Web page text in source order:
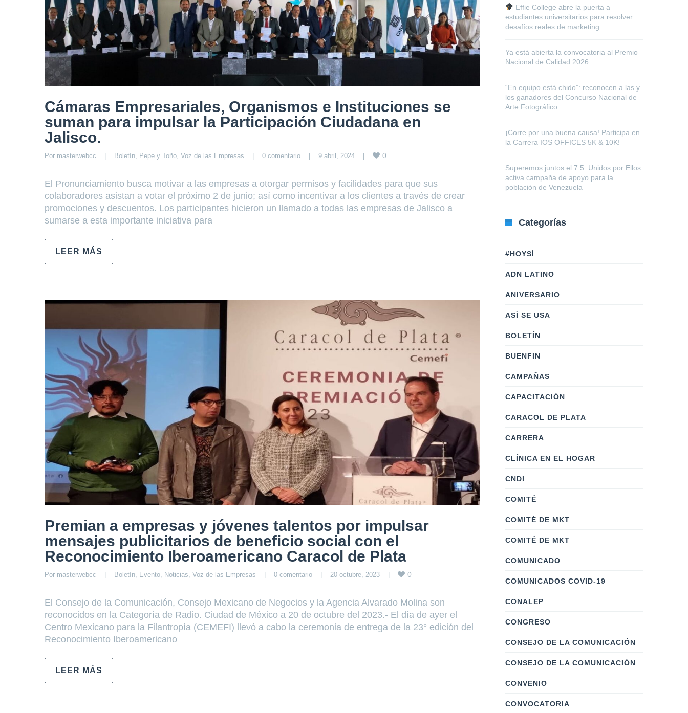
Cámaras Empresariales, Organismos e Instituciones se
suman para impulsar la Participación Ciudadana en
Jalisco.
Por masterwebcc Boletín, Pepe y Toño, Voz de las Empresas 0 comentario 9 abril, 2024 0
El Pronunciamiento busca motivar a las empresas a otorgar permisos y facilidades para que sus
colaboradores asistan a votar el próximo 2 de junio; así como incentivar a los clientes a través de crear
promociones y descuentos. Los participantes hicieron un llamado a todas las empresas de Jalisco a
sumarse a esta importante iniciativa para
LEER MÁS
Premian a empresas y jóvenes talentos por impulsar
mensajes publicitarios de beneficio social con el
Reconocimiento Iberoamericano Caracol de Plata
Por masterwebcc Boletín, Evento, Noticias, Voz de las Empresas 0 comentario 20 octubre, 2023 0
El Consejo de la Comunicación, Consejo Mexicano de Negocios y la Agencia Alvarado Molina son
reconocidos en la Categoría de Radio. Ciudad de México a 20 de octubre del 2023.- El día de ayer el
Centro Mexicano para la Filantropía (CEMEFI) llevó a cabo la ceremonia de entrega de la 23° edición del
Reconocimiento Iberoamericano
LEER MÁS
Effie College abre la puerta a
estudiantes universitarios para resolver
desafíos reales de marketing
Ya está abierta la convocatoria al Premio
Nacional de Calidad 2026
“En equipo está chido”: reconocen a las y
los ganadores del Concurso Nacional de
Arte Fotográfico
¡Corre por una buena causa! Participa en
la Carrera IOS OFFICES 5K & 10K!
Superemos juntos el 7.5: Unidos por Ellos
activa campaña de apoyo para la
población de Venezuela
Categorías
#HOYSÍ
ADN LATINO
ANIVERSARIO
ASÍ SE USA
BOLETÍN
BUENFIN
CAMPAÑAS
CAPACITACIÓN
CARACOL DE PLATA
CARRERA
CLÍNICA EN EL HOGAR
CNDI
COMITÉ
COMITÉ DE MKT
COMITÉ DE MKT
COMUNICADO
COMUNICADOS COVID-19
CONALEP
CONGRESO
CONSEJO DE LA COMUNICACIÓN
CONSEJO DE LA COMUNICACIÓN
CONVENIO
CONVOCATORIA